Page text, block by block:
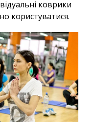
коврики
користуватися.